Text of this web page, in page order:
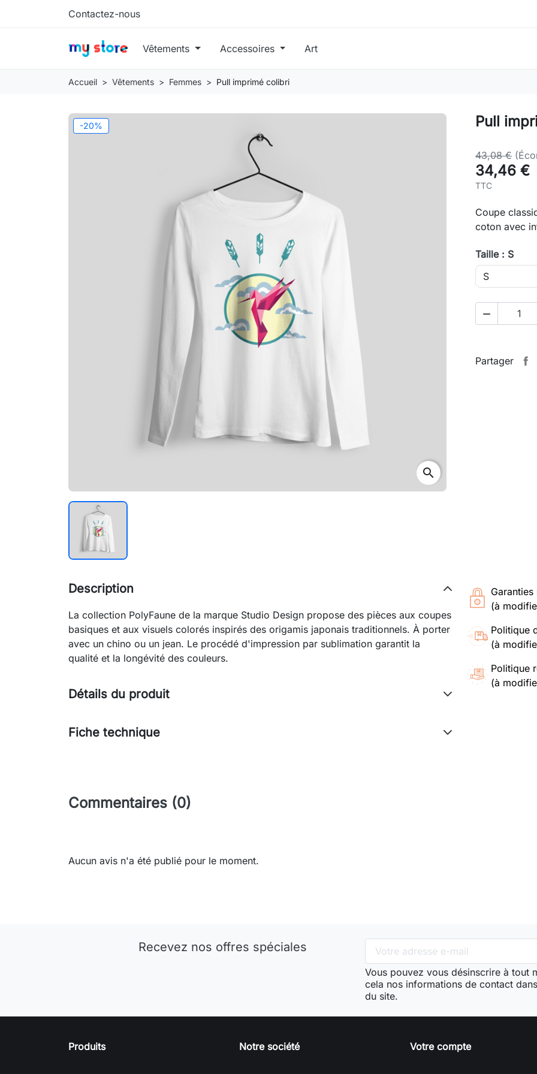
Contactez-nous
Vêtements Accessoires Art
Accueil Vêtements Femmes Pull imprimé colibri
-20%
search
Pull
43,08 €
34,46 €
TTC
Coupe
coton avec
Taille : S

Partager
(à
Politique
(à
Politique
(à
Description
La collection PolyFaune de la marque Studio Design propose des pièces aux coupes
basiques et aux visuels colorés inspirés des origamis japonais traditionnels. À porter
avec un chino ou un jean. Le procédé d'impression par sublimation garantit la
qualité et la longévité des couleurs.
Détails du produit
Fiche technique
Commentaires (0)
Aucun avis n'a été publié pour le moment.
Recevez nos offres spéciales
Vous pouvez vous désinscrire à tout
cela nos informations de contact
du site.
Produits Notre société Votre compte